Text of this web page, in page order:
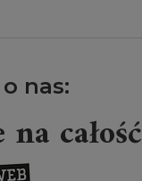
nas:
całość